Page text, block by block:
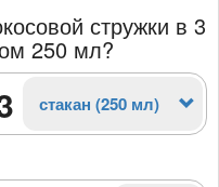
стружки в 3
250 мл?
стакан (250 мл)